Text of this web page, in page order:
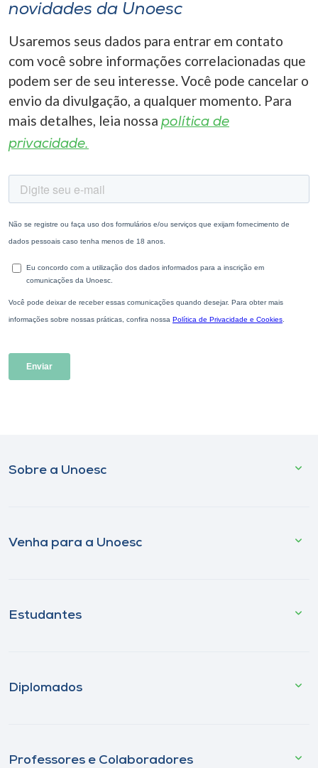
novidades da Unoesc
Usaremos seus dados para entrar em contato
com você sobre informações correlacionadas que
podem ser de seu interesse. Você pode cancelar o
envio da divulgação, a qualquer momento. Para
mais detalhes, leia nossa política de
privacidade.
Sobre a Unoesc
Venha para a Unoesc
Estudantes
Diplomados
Professores e Colaboradores